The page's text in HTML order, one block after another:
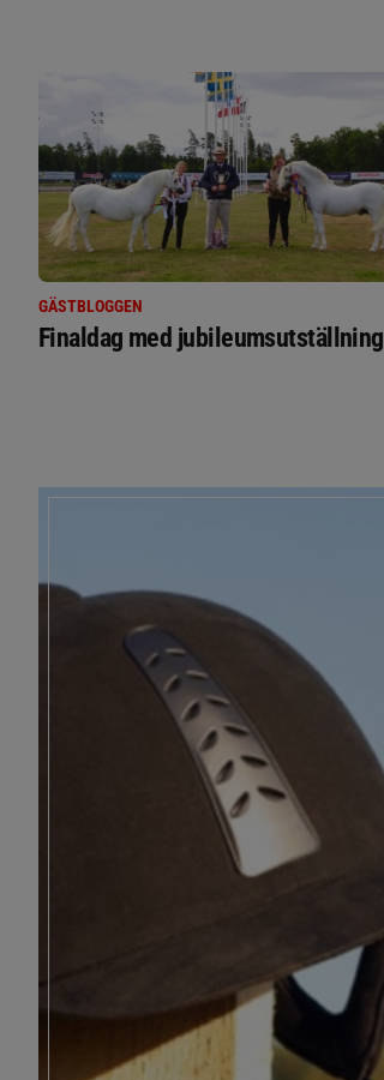
GÄSTBLOGGEN
Finaldag med jubileumsutställning